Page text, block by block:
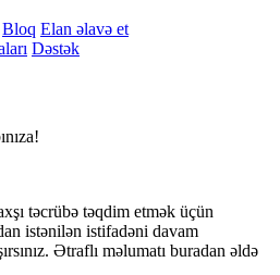
Bloq Elan əlavə et
Dəstək
təcrübə təqdim etmək üçün
istənilən istifadəni davam
Ətraflı məlumatı buradan əldə